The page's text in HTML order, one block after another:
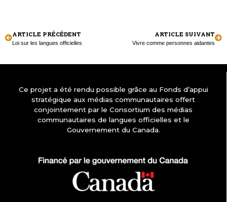
ARTICLE PRÉCÉDENT
Loi sur les langues officielles
ARTICLE SUIVANT
Vivre comme personnes aidantes
Ce projet a été rendu possible grâce au Fonds d’appui
stratégique aux médias communautaires offert
conjointement par le Consortium des médias
communautaires de langues officielles et le
Gouvernement du Canada.